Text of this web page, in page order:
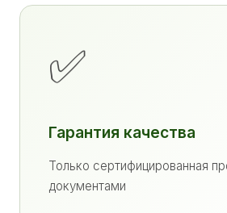
✅
Гарантия качества
Только сертифицированная
документами